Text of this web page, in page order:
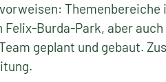
Felix-Burda-Park, aber
geplant und gebaut.